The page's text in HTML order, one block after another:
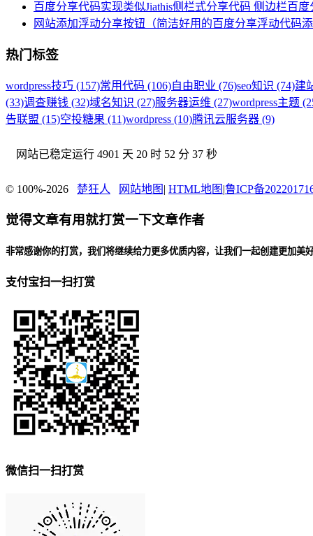
百度分享代码实现类似Jiathis侧栏式分享代码 侧边栏百度
网站添加浮动分享按钮（简洁好用的百度分享浮动代码添
热门标签
wordpress技巧 (157)常用代码 (106)自由职业 (76)seo知识 (74)建
(33)调查赚钱 (32)域名知识 (27)服务器运维 (27)wordpress主题
告联盟 (15)空投糖果 (11)wordpress (10)腾讯云服务器 (9)
网站已稳定运行 4901 天 20 时 52 分 38 秒
© 100%-2026 楚狂人 网站地图 | HTML地图 |鲁ICP备
觉得文章有用就打赏一下文章作者
非常感谢你的打赏，我们将继续给力更多优质内容，让我们一起创建更加美好
支付宝扫一扫打赏
微信扫一扫打赏